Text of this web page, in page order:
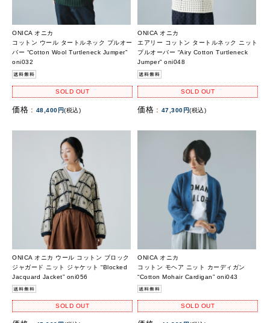
ONICA オニカ
コットン ウール タートルネック プルオー
バー “Cotton Wool Turtleneck Jumper”
oni032
SOLD OUT
価格 : 48,400円(税込)
ONICA オニカ
エアリー コットン タートルネック ニット
プルオーバー “Airy Cotton Turtleneck
Jumper” oni048
SOLD OUT
価格 : 47,300円(税込)
ONICA オニカ ウール コットン ブロック
ジャガード ニット ジャケット “Blocked
Jacquard Jacket” oni056
SOLD OUT
ONICA オニカ
コットン モヘア ニット カーディガン
“Cotton Mohair Cardigan” oni043
SOLD OUT